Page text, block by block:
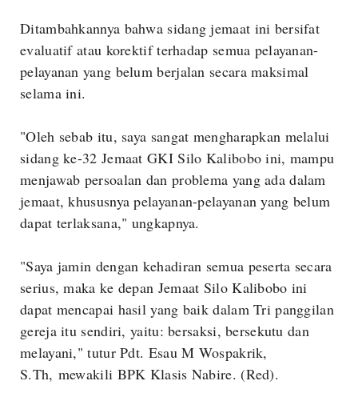
Ditambahkannya bahwa sidang jemaat ini bersifat
evaluatif atau korektif terhadap semua pelayanan-
pelayanan yang belum berjalan secara maksimal
selama ini.
"Oleh sebab itu, saya sangat mengharapkan melalui
sidang ke-32 Jemaat GKI Silo Kalibobo ini, mampu
menjawab persoalan dan problema yang ada dalam
jemaat, khususnya pelayanan-pelayanan yang belum
dapat terlaksana," ungkapnya.
"Saya jamin dengan kehadiran semua peserta secara
serius, maka ke depan Jemaat Silo Kalibobo ini
dapat mencapai hasil yang baik dalam Tri panggilan
gereja itu sendiri, yaitu: bersaksi, bersekutu dan
melayani," tutur Pdt. Esau M Wospakrik,
S.Th, mewakili BPK Klasis Nabire. (Red).